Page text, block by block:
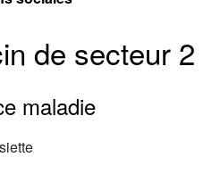
de secteur 2
maladie